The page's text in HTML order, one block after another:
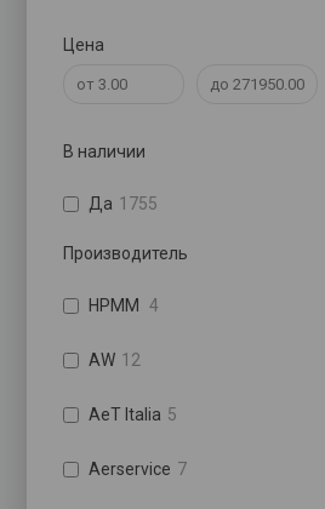
Цена
В наличии
Да 1755
Производитель
HPMM 4
AW 12
AeT Italia 5
Aerservice 7